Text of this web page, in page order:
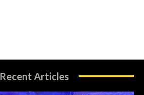
Recent Articles